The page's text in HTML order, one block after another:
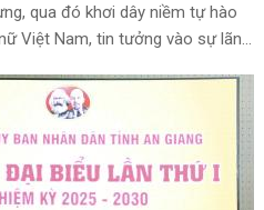
qua đó khơi dây niềm tự hào
Việt Nam, tin tưởng vào sự lãnh
sáng tạo, xây dựng gia đình
lợi sự nghiệp công nghiệp
bị thêm những kiến thức vào
nhằm tổ chức hoạt động vui
kết; chăm lo đời sống tinh